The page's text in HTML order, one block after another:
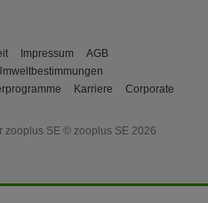
Impressum
AGB
Karriere
Corporate
zooplus SE © zooplus SE 2026